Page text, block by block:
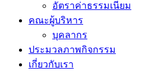
อัตราค่าธรรมเนียม
คณะผู้บริหาร
บุคลากร
ประมวลภาพกิจกรรม
เกี่ยวกับเรา